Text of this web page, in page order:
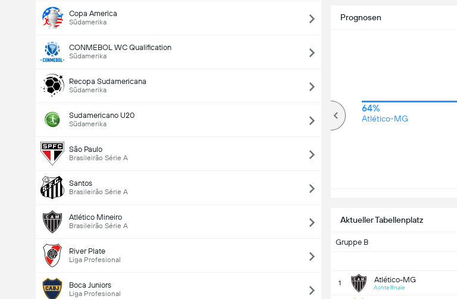
Copa America
Südamerika
CONMEBOL WC Qualification
Südamerika
Recopa Sudamericana
Südamerika
Sudamericano U20
Südamerika
São Paulo
Brasileirão Série A
Santos
Brasileirão Série A
Atlético Mineiro
Brasileirão Série A
River Plate
Liga Profesional
Boca Juniors
Liga Profesional
Aktueller Tabellenplatz
Gruppe B
1 Atlético-MG
Achtelfinale
Prognosen
64%
Atlético-MG
Gesamtanzahl Tore im Spiel (2.5)